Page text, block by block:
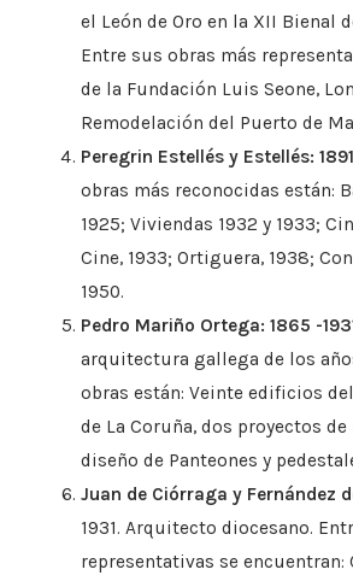
el León de Oro en la XII Bienal
Entre sus obras más
de la Fundación Luis Seone,
Remodelación del Puerto de
Peregrin Estellés y Estellés:
obras más reconocidas están:
1925; Viviendas 1932 y 1933;
Cine, 1933; Ortiguera, 1938;
1950.
Pedro Mariño Ortega: 1865 -
arquitectura gallega de los
obras están: Veinte edificios
de La Coruña, dos proyectos
diseño de Panteones y
Juan de Ciórraga y Fernández
1931. Arquitecto diocesano.
representativas se encuentran: